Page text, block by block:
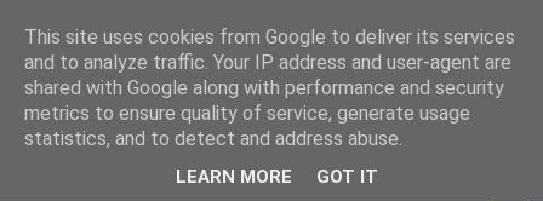
HOME
CHI SIAMO
PALAZZO MAR PICCOLO
This site uses cookies from Google to deliver its services
and to analyze traffic. Your IP address and user-agent are
shared with Google along with performance and security
metrics to ensure quality of service, generate usage
statistics, and to detect and address abuse.
LEARN MORE GOT IT